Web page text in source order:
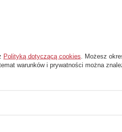
Polityką dotyczącą cookies . Możesz
warunków i prywatności można